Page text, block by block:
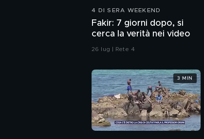
4 DI SERA WEEKEND
Fakir: 7 giorni dopo, si
cerca la verità nei video
26 lug | Rete 4
3 MIN